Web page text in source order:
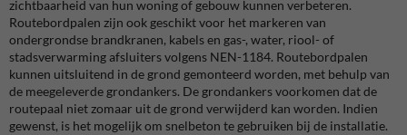
zichtbaarheid van hun woning of gebouw kunnen verbeteren.
Routebordpalen zijn ook geschikt voor het markeren van
ondergrondse brandkranen, kabels en gas-, water, riool- of
stadsverwarming afsluiters volgens NEN-1184. Routebordpalen
kunnen uitsluitend in de grond gemonteerd worden, met behulp van
de meegeleverde grondankers. De grondankers voorkomen dat de
routepaal niet zomaar uit de grond verwijderd kan worden. Indien
gewenst, is het mogelijk om snelbeton te gebruiken bij de installatie.